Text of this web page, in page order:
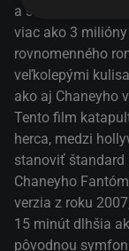
a stal sa jej
viac ako 3
rovnomenného
veľkolepými
ako aj Chaneyho
Tento film
herca, medzi
stanoviť štandard
Chaneyho
verzia z roku
15 minút dlhšia
pôvodnou